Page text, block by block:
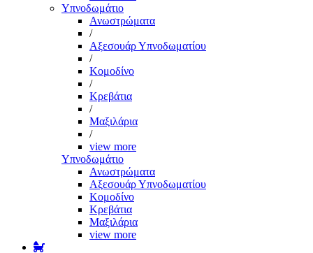
Υπνοδωμάτιο
Ανωστρώματα
/
Αξεσουάρ Υπνοδωματίου
/
Κομοδίνο
/
Κρεβάτια
/
Μαξιλάρια
/
view more
Υπνοδωμάτιο
Ανωστρώματα
Αξεσουάρ Υπνοδωματίου
Κομοδίνο
Κρεβάτια
Μαξιλάρια
view more